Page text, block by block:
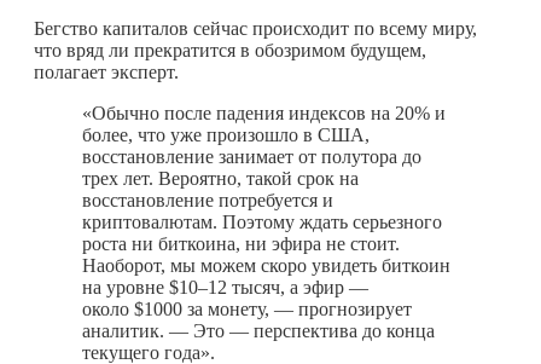
Бегство капиталов сейчас происходит по всему миру,
что вряд ли прекратится в обозримом будущем,
полагает эксперт.
«Обычно после падения индексов на 20% и
более, что уже произошло в США,
восстановление занимает от полутора до
трех лет. Вероятно, такой срок на
восстановление потребуется и
криптовалютам. Поэтому ждать серьезного
роста ни биткоина, ни эфира не стоит.
Наоборот, мы можем скоро увидеть биткоин
на уровне $10–12 тысяч, а эфир —
около $1000 за монету, — прогнозирует
аналитик. — Это — перспектива до конца
текущего года».